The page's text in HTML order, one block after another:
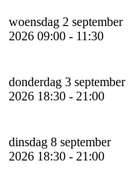
woensdag 2 september
2026 09:00 - 11:30
donderdag 3 september
2026 18:30 - 21:00
dinsdag 8 september
2026 18:30 - 21:00